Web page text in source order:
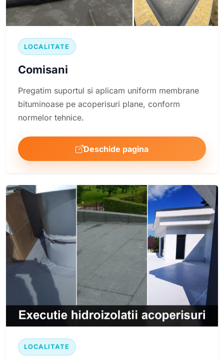
LOCALITATE
Comisani
Pregatim suportul si aplicam uniform membrane
bituminoase pe acoperisuri plane, conform
normelor tehnice.
Deschide pagina
LOCALITATE